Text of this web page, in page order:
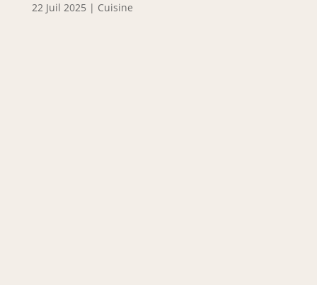
22 Juil 2025 | Cuisine